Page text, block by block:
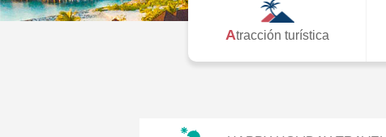
Atracción turística